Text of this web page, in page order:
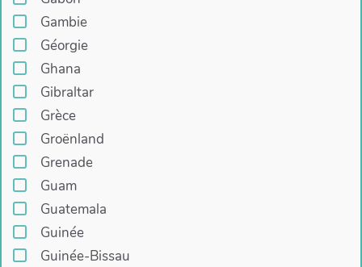
Gambie
Géorgie
Ghana
Gibraltar
Grèce
Groënland
Grenade
Guam
Guatemala
Guinée
Guinée-Bissau